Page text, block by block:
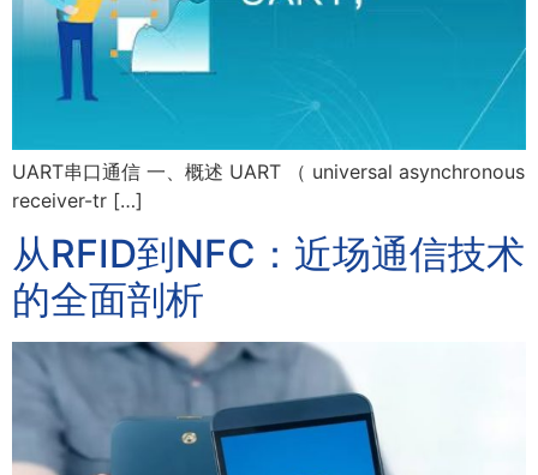
UART串口通信 一、概述 UART （ universal asynchronous
receiver-tr […]
从RFID到NFC：近场通信技术
的全面剖析